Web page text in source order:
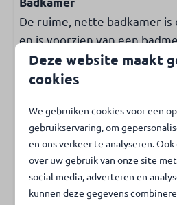
Slaapkamer op begane
Badkamer op begane
Kinderen & Familie
Kinderstoel
Traphekje
Buiten
Tuin met gazon
Tuin met privacy
De ruime, nette badkamer is
en is voorzien van een
toilet.
De heerlijke tuin is volledig
veel privacy. Het betegelde
met voldoende tuinstoelen
perfect om te ontspannen
Deze website maakt
cookies
We gebruiken cookies voor een
gebruikservaring, om
en ons verkeer te analyseren.
over uw gebruik van onze site
social media, adverteren en
kunnen deze gegevens